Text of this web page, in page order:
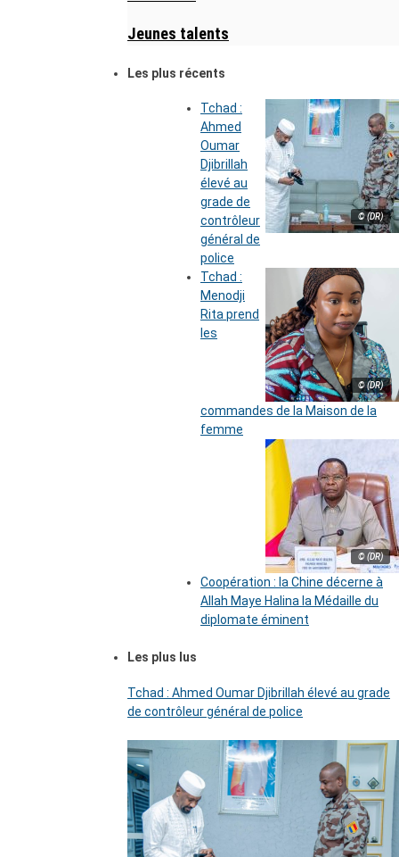
Jeunes talents
Les plus récents
© (DR)
Tchad :
Ahmed
Oumar
Djibrillah
élevé au
grade de
contrôleur
général de
police
© (DR)
Tchad :
Menodji
Rita prend
les
commandes de la Maison de la
femme
© (DR)
Coopération : la Chine décerne à
Allah Maye Halina la Médaille du
diplomate éminent
Les plus lus
Tchad : Ahmed Oumar Djibrillah élevé au grade
de contrôleur général de police